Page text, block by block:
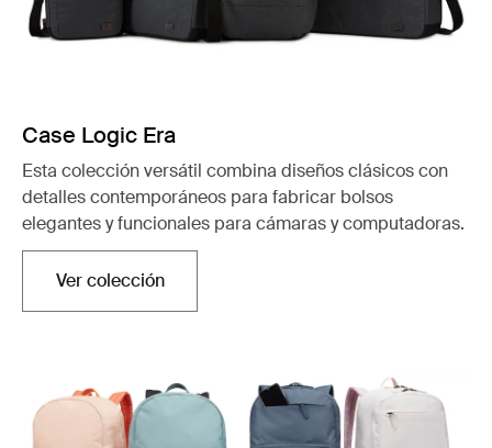
Case Logic Era
Esta colección versátil combina diseños clásicos con
detalles contemporáneos para fabricar bolsos
elegantes y funcionales para cámaras y computadoras.
Ver colecciónSe abre en una nueva pestaña